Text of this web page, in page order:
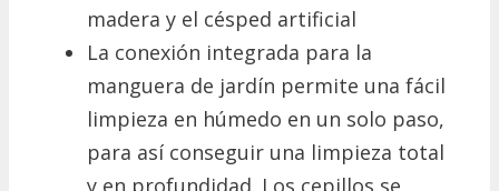
madera y el césped artificial
La conexión integrada para la
manguera de jardín permite una fácil
limpieza en húmedo en un solo paso,
para así conseguir una limpieza total
y en profundidad. Los cepillos se